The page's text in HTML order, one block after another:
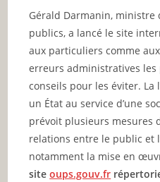
Gérald Darmanin, ministre
publics, a lancé le site
aux particuliers comme
erreurs administratives
conseils pour les éviter. La
un État au service d’une
prévoit plusieurs mesures
relations entre le public et
notamment la mise en
siteoups.gouv.fr